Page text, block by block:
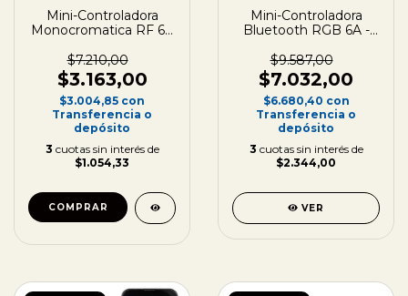
Mini-Controladora
Monocromatica RF 6A
$7.210,00
$3.163,00
$3.004,85 con
Transferencia o
depósito
3 cuotas sin interés de
$1.054,33
Mini-Controladora
Bluetooth RGB 6A -
$9.587,00
$7.032,00
$6.680,40 con
Transferencia o
depósito
3 cuotas sin interés de
$2.344,00
VER